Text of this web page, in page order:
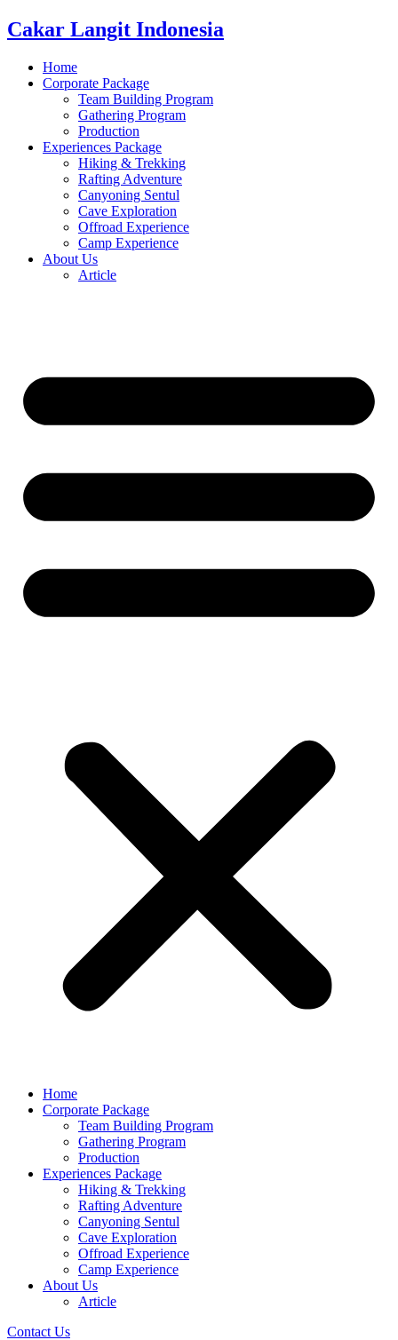
Cakar Langit Indonesia
Home
Corporate Package
Team Building Program
Gathering Program
Production
Experiences Package
Hiking & Trekking
Rafting Adventure
Canyoning Sentul
Cave Exploration
Offroad Experience
Camp Experience
About Us
Article
Home
Corporate Package
Team Building Program
Gathering Program
Production
Experiences Package
Hiking & Trekking
Rafting Adventure
Canyoning Sentul
Cave Exploration
Offroad Experience
Camp Experience
About Us
Article
Contact Us